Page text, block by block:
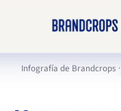
Infografía de Brandcrops ·